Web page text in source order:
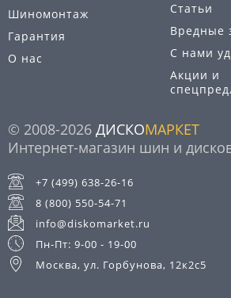
Шиномонтаж
Гарантия
О нас
Статьи
Вредные
С нами
Акции и
© 2008-2026 ДИСКОМАРКЕТ
Интернет-магазин шин и
+7 (499) 638-26-16
8 (800) 550-54-71
info@diskomarket.ru
Пн-Пт: 9-00 - 19-00
Москва, ул. Горбунова, 12к2с5